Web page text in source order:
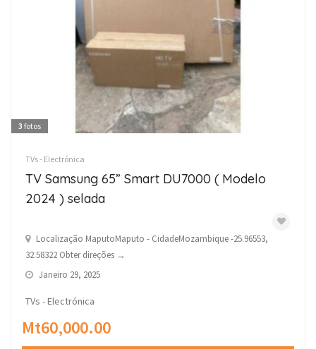
3 fotos
TVs - Electrónica
TV Samsung 65” Smart DU7000 ( Modelo
2024 ) selada
Localização MaputoMaputo - CidadeMozambique -25.96553,
32.58322 Obter direções →
Janeiro 29, 2025
TVs - Electrónica
Mt60,000.00